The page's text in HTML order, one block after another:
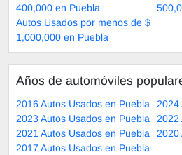
400,000 en Puebla
Autos Usados por menos de $
1,000,000 en Puebla
Años de automóviles
2016 Autos Usados en Puebla
2024
2023 Autos Usados en Puebla
2022
2021 Autos Usados en Puebla
2020
2017 Autos Usados en Puebla